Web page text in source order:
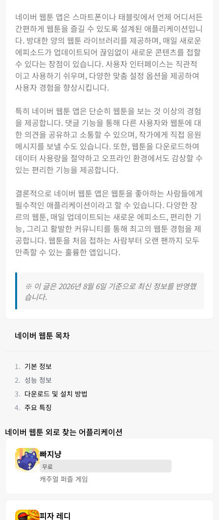
네이버 웹툰 앱은 스마트폰이나 태블릿에서 언제 어디서든
간편하게 웹툰을 즐길 수 있도록 설계된 애플리케이션입니
다. 방대한 양의 웹툰 라이브러리를 제공하며, 매일 새로운
에피소드가 업데이트되어 끊임없이 새로운 콘텐츠를 접할
수 있다는 장점이 있습니다. 사용자 인터페이스는 직관적
이고 사용하기 쉬우며, 다양한 맞춤 설정 옵션을 제공하여
사용자 경험을 향상시킵니다.
특히 네이버 웹툰 앱은 단순히 웹툰을 보는 것 이상의 경험
을 제공합니다. 댓글 기능을 통해 다른 사용자와 웹툰에 대
한 의견을 공유하고 소통할 수 있으며, 작가에게 직접 응원
메시지를 보낼 수도 있습니다. 또한, 웹툰을 다운로드하여
데이터 사용량을 절약하고 오프라인 환경에서도 감상할 수
있는 편리한 기능을 제공합니다.
결론적으로 네이버 웹툰 앱은 웹툰을 좋아하는 사람들에게
필수적인 애플리케이션이라고 할 수 있습니다. 다양한 장
르의 웹툰, 매일 업데이트되는 새로운 에피소드, 편리한 기
능, 그리고 활발한 커뮤니티를 통해 최고의 웹툰 경험을 제
공합니다. 웹툰을 처음 접하는 사람부터 오랜 팬까지 모두
만족할 수 있는 훌륭한 앱입니다.
※ 이 글은 2026년 8월 6일 기준으로 최신 정보를 반영했
습니다.
네이버 웹툰 목차
기본 정보
성능 정보
다운로드 및 설치 방법
주요 특징
네이버 웹툰 외로 찾는 어플리케이션
빠지냥
무료
캐주얼 퍼즐 게임
피자 레디